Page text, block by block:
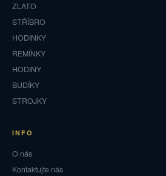
ZLATO
STŘÍBRO
HODINKY
ŘEMÍNKY
HODINY
BUDÍKY
STROJKY
INFO
O nás
Kontaktujte nás